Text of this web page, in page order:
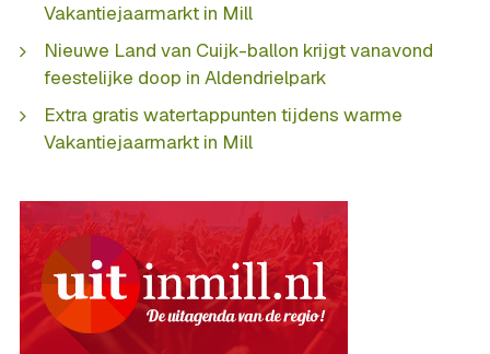
Vakantiejaarmarkt in Mill
Nieuwe Land van Cuijk-ballon krijgt vanavond
feestelijke doop in Aldendrielpark
Extra gratis watertappunten tijdens warme
Vakantiejaarmarkt in Mill